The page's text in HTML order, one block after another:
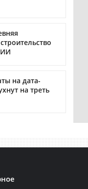
ИИ
на дата-
на треть